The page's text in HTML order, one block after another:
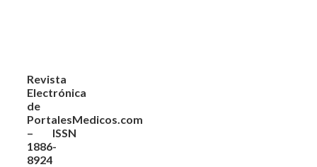
Revista
Electrónica
de
PortalesMedicos.com
– ISSN
1886-
8924